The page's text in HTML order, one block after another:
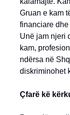
Gruan e kam
financiare
Unë jam njeri
kam,
ndërsa në
diskriminohet
Çfarë kë